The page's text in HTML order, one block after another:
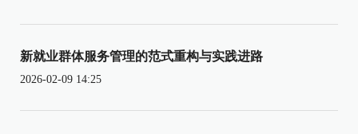
新就业群体服务管理的范式重构与实践进路
2026-02-09 14:25